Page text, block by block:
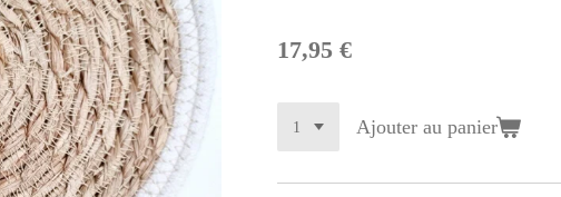
17,95 €
Ajouter au panier